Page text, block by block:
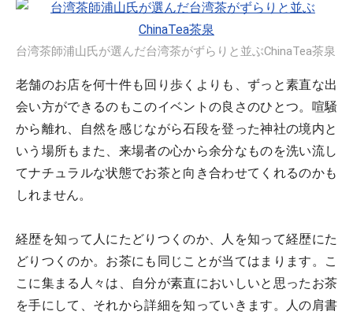
台湾茶師浦山氏が選んだ台湾茶がずらりと並ぶChinaTea茶泉
老舗のお店を何十件も回り歩くよりも、ずっと素直な出
会い方ができるのもこのイベントの良さのひとつ。喧騒
から離れ、自然を感じながら石段を登った神社の境内と
いう場所もまた、来場者の心から余分なものを洗い流し
てナチュラルな状態でお茶と向き合わせてくれるのかも
しれません。
経歴を知って人にたどりつくのか、人を知って経歴にた
どりつくのか。お茶にも同じことが当てはまります。こ
こに集まる人々は、自分が素直においしいと思ったお茶
を手にして、それから詳細を知っていきます。人の肩書